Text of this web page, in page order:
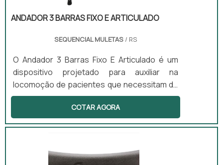
ANDADOR 3 BARRAS FIXO E ARTICULADO
SEQUENCIAL MULETAS/ RS
O Andador 3 Barras Fixo E Articulado é um
dispositivo projetado para auxiliar na
locomoção de pacientes que necessitam de
suporte adicional ao caminhar. Este
equipamento possui articulações que
facilitam o movimento alternado, exigindo
para pacientes com força moderada e
COTAR AGORA